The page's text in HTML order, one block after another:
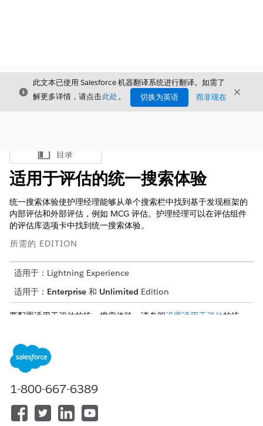
关闭
此文本已使用 Salesforce 机器翻译系统进行翻译。如需了
解更多详情，请点击此处。 切换为英语 而非现在 关闭
显示目录
目录
适用于评估的统一搜索体验
统一搜索体验使护理经理能够从单个搜索栏中找到基于发现框架的
内部评估和外部评估，例如 MCG 评估。护理经理可以在评估组件
的评估库选项卡中找到统一搜索体验。
所需的 EDITION
适用于：Lightning Experience
适用于： Enterprise 和 Unlimited Edition
要配置适用于评估的统一搜索体验，请参阅设置适用于评估的统一
请与我们共享您的想法，以便我们进行改进！
1-800-667-6389